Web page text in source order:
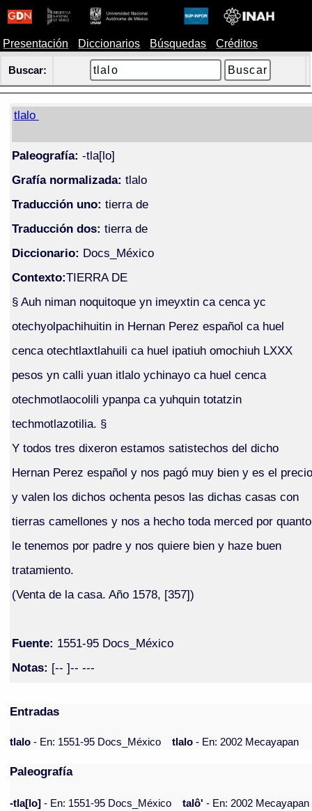
Presentación Diccionarios Búsquedas Créditos
Buscar:
tlalo
Paleografía: -tla[lo]
Grafía normalizada: tlalo
Traducción uno: tierra de
Traducción dos: tierra de
Diccionario: Docs_México
Contexto:TIERRA DE
§ Auh niman noquitoque yn imeyxtin ca cenca yc
otechyolpachihuitin in Hernan Perez español ca huel
cenca otechtlaxtlahuili ca huel ipatiuh omochiuh LXXX
pesos yn calli yuan itlalo ychinayo ca huel cenca
otechmotlaocolili ypanpa ca yuhquin totatzin
techmotlazotilia. §
Y todos tres dixeron estamos satistechos del dicho
Hernan Perez español y nos pagó muy bien y es el precio
y valen los dichos ochenta pesos las dichas casas con
tierras camellones y nos a hecho toda merced por quanto
le tenemos por padre y nos quiere bien y haze buen
tratamiento.
(Venta de la casa. Año 1578, [357])
Fuente: 1551-95 Docs_México
Notas: [-- ]-- ---
Entradas
tlalo- En: 1551-95 Docs_México tlalo- En: 2002 Mecayapan
Paleografía
-tla[lo] - En: 1551-95 Docs_México talô' - En: 2002 Mecayapan